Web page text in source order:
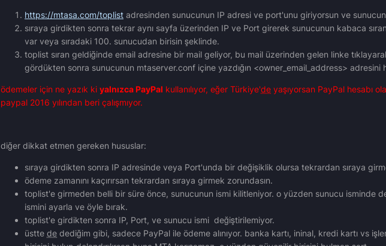
https://mtasa.com/toplist adresinden sunucunun IP adresi ve port'unu giriyorsun ve
sıraya girdikten sonra tekrar aynı sayfa üzerinden IP ve Port girerek sunucunun kabaca
var veya sıradaki 100. sunucudan birisin şeklinde.
toplist sıran geldiğinde email adresine bir mail geliyor, bu mail üzerinden gelen linke
gördükten sonra sunucunun mtaserver.conf içine yazdığın <owner_email_address>
ödemeler için ne yazık ki yalnızca PayPal kullanılıyor, eğer Türkiye'de yaşıyorsan PayPal hesabı
paypal 2016 yılından beri çalışmıyor.
diğer dikkat etmen gereken hususlar:
sıraya girdikten sonra IP adresinde veya Port'unda bir değişiklik olursa tekrardan sıraya
ödeme zamanını kaçırırsan tekrardan sıraya girmek zorundasın.
toplist'e girmeden belli bir süre önce, sunucunun ismi kilitleniyor. o yüzden sunucu isminde
ismini ayarla ve öyle bırak.
toplist'e girdikten sonra IP, Port, ve sunucu ismi değiştirilemiyor.
üstte de dediğim gibi, sadece PayPal ile ödeme alınıyor. banka kartı, ininal, kredi kartı vs